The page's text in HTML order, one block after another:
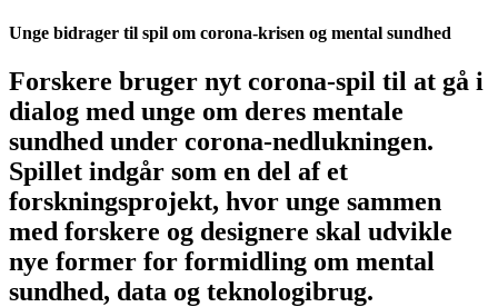
Unge bidrager til spil om corona-krisen og mental sundhed
Forskere bruger nyt corona-spil til at gå i
dialog med unge om deres mentale
sundhed under corona-nedlukningen.
Spillet indgår som en del af et
forskningsprojekt, hvor unge sammen
med forskere og designere skal udvikle
nye former for formidling om mental
sundhed, data og teknologibrug.